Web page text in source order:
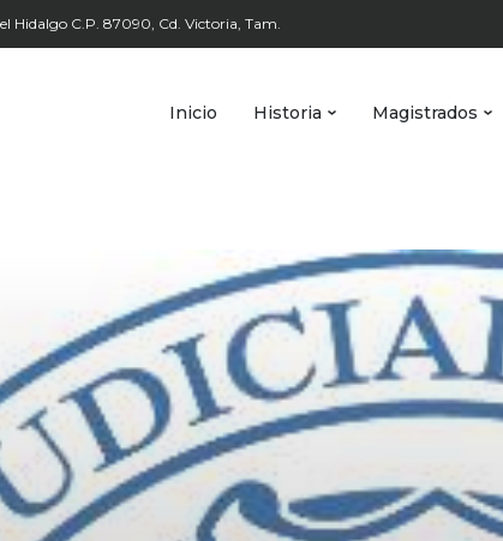
Hidalgo C.P. 87090, Cd. Victoria, Tam.
Inicio Historia Magistrados